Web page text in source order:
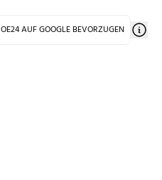
OE24 AUF GOOGLE BEVORZUGEN